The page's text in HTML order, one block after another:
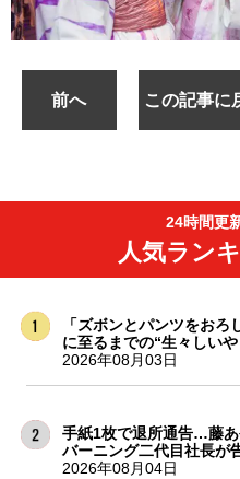
前へ この記事に
24時間更
人気ラン
「ズボンとパンツをお
に至るまでの“生々しい
2026年08月03日
手紙1枚で退所通告…藤
バーニング二代目社長が
2026年08月04日